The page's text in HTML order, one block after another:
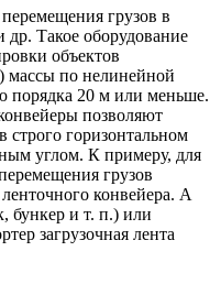
грузов в
Такое оборудование
объектов
массы по нелинейной
порядка 20 м или меньше.
позволяют
строго горизонтальном
углом. К примеру, для
грузов
конвейера. А
бункер и т. п.) или
загрузочная лента